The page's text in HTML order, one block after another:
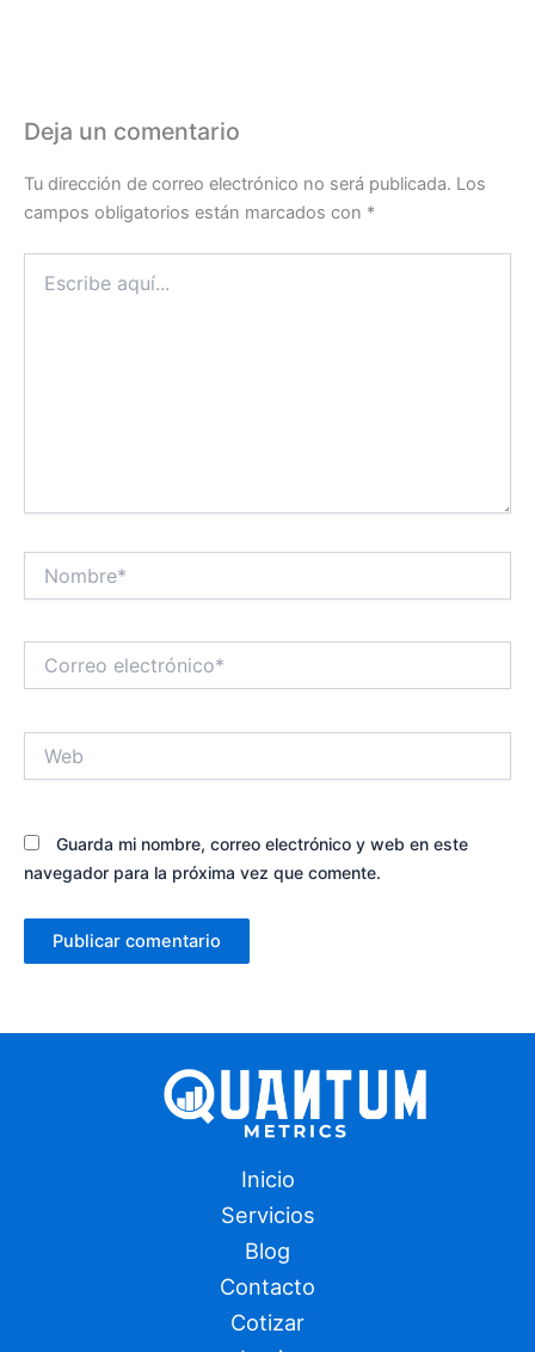
Deja un comentario
Tu dirección de correo electrónico no será publicada. Los
campos obligatorios están marcados con *
aquí...
electrónico*
Guarda mi nombre, correo electrónico y web en este
navegador para la próxima vez que comente.
Inicio
Servicios
Blog
Contacto
Cotizar